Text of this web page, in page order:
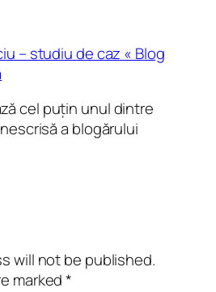
– studiu de caz « Blog
cel puțin unul dintre
a blogărului
will not be published.
marked*